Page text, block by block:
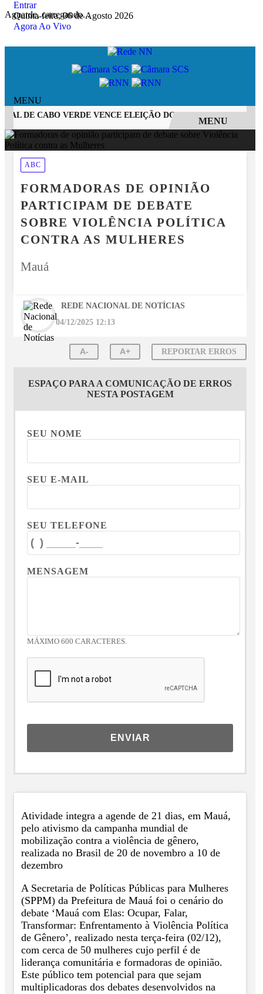
Aguarde, carregando...
Entrar
Quinta-feira, 06 de Agosto 2026
Agora Ao Vivo
MENU
DE CABO VERDE VENCE ELEIÇÃO DO GOL MAIS BONITO DA
EM ALTA
MENU
ABC
FORMADORAS DE OPINIÃO
PARTICIPAM DE DEBATE
SOBRE VIOLÊNCIA POLÍTICA
CONTRA AS MULHERES
Mauá
REDE NACIONAL DE NOTÍCIAS
04/12/2025 12:13
A- A+ REPORTAR ERROS
ESPAÇO PARA A COMUNICAÇÃO DE ERROS
NESTA POSTAGEM
SEU NOME
SEU E-MAIL
SEU TELEFONE
MENSAGEM
MÁXIMO 600 CARACTERES.
ENVIAR
Atividade integra a agende de 21 dias, em Mauá,
pelo ativismo da campanha mundial de
mobilização contra a violência de gênero,
realizada no Brasil de 20 de novembro a 10 de
dezembro
A Secretaria de Políticas Públicas para Mulheres
(SPPM) da Prefeitura de Mauá foi o cenário do
debate ‘Mauá com Elas: Ocupar, Falar,
Transformar: Enfrentamento à Violência Política
de Gênero’, realizado nesta terça-feira (02/12),
com cerca de 50 mulheres cujo perfil é de
liderança comunitária e formadoras de opinião.
Este público tem potencial para que sejam
multiplicadoras dos debates desenvolvidos na